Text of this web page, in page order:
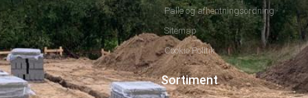
Sortiment
Palle og afhentningsordning
Sitemap
Cookie Politik